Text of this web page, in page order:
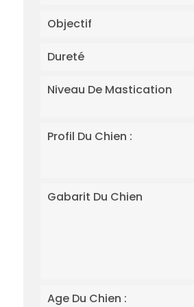
Objectif
Dureté
Niveau De Mastication
Profil Du Chien :
Gabarit Du Chien
Age Du Chien :